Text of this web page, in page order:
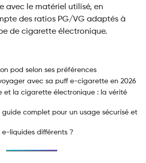
avec le matériel utilisé, en
des ratios PG/VG adaptés à
de cigarette électronique.
pod selon ses préférences
avec sa puff e-cigarette en 2026
et la cigarette électronique : la vérité
complet pour un usage sécurisé et
liquides différents ?